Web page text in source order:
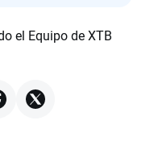
el Equipo de XTB